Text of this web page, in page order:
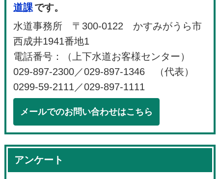
道課です。
水道事務所 〒300-0122 かすみがうら市
西成井1941番地1
電話番号：（上下水道お客様センター）
029-897-2300／029-897-1346 （代表）
0299-59-2111／029-897-1111
メールでのお問い合わせはこちら
アンケート